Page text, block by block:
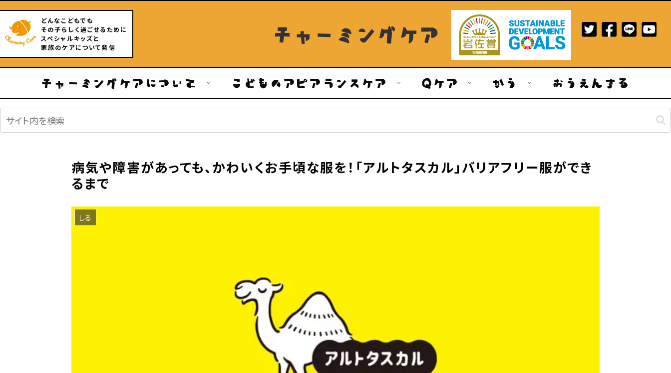
どんなこどもでも
その子らしく過ごせるために
スペシャルキッズと
家族のケアについて発信
チャーミングケア
チャーミングケアについて こどものアピアランスケア Qケア かう おうえんする
病気や障害があっても、かわいくお手頃な服を！「アルトタスカル」バリアフリー服ができ
るまで
しる